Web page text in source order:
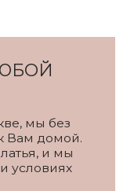
мы без
Вам домой.
и мы
условиях